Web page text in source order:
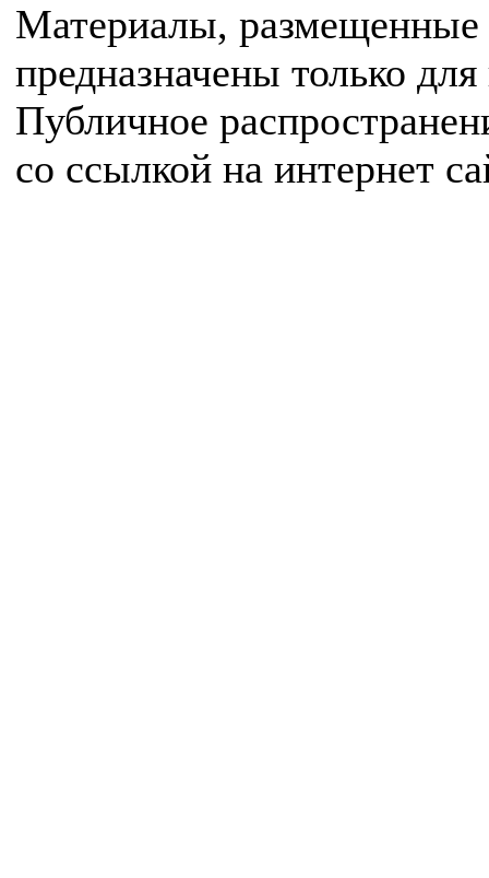
Материалы, размещенные
предназначены только
Публичное
со ссылкой на интернет